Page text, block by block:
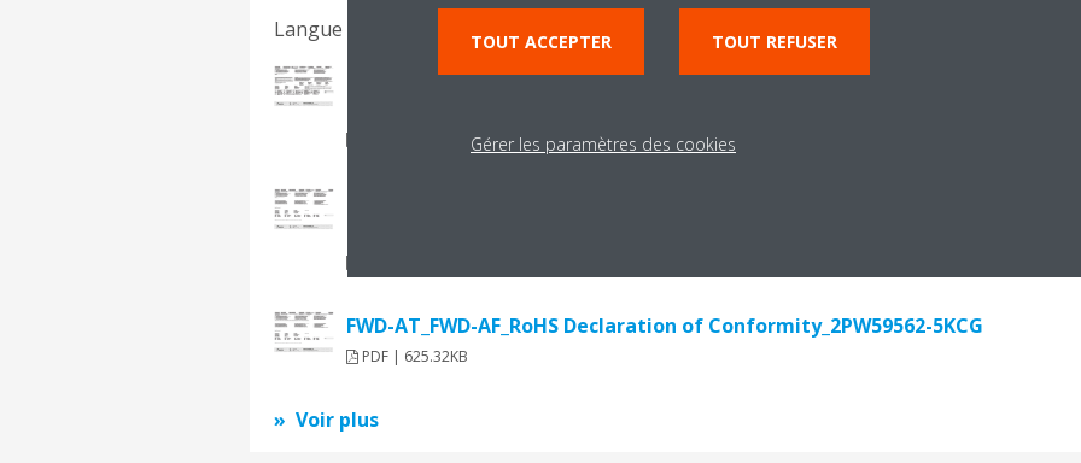
Langue du document
FW(L.M.V)-D(AF.AT).FWD-A(F.T).FWE-C(F.T).FWE-DT(R).FWE-DF(R).FWB-
FW(L.M.V)-D(AF.AT).FWD-A(F.T).FWE-C(F.T).FWE-DT(R).FWE-DF(R).FWB-
FWD-AT_FWD-AF_RoHS Declaration of Conformity_2PW59562-5KCG
PDF | 625.32KB
Voir plus
TOUT ACCEPTER TOUT REFUSER
Gérer les paramètres des cookies